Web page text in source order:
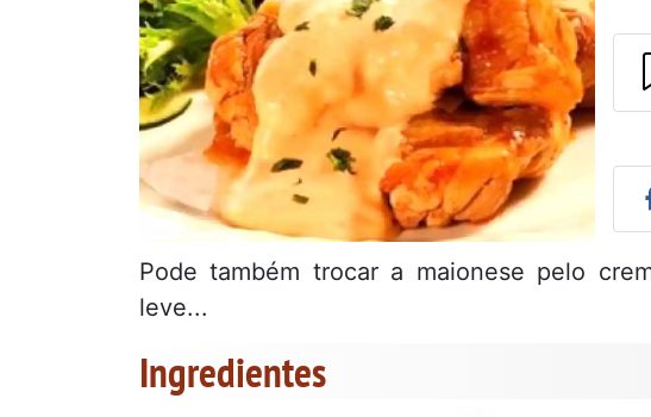
Pode também trocar a maionese pelo
leve...
Ingredientes